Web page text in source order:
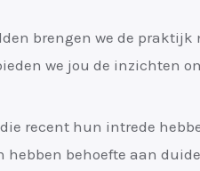
brengen we de
we jou de inzichten
recent hun intrede
hebben behoefte aan